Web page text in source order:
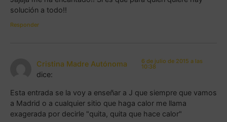
solución a todo!!
Responder
Cristina Madre Autónoma
dice:
6 de julio de 2015 a las
10:38
Esta entrada se la voy a enseñar a J que siempre que vamos
a Madrid o a cualquier sitio que haga calor me llama
exagerada por decirle "quita, quita que hace calor"